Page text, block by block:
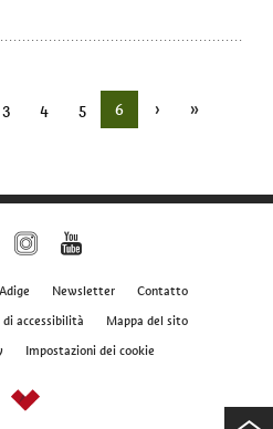
3 4 5 6 › »
Newsletter
Contatto
di accessibilità
Mappa del sito
Impostazioni dei cookie